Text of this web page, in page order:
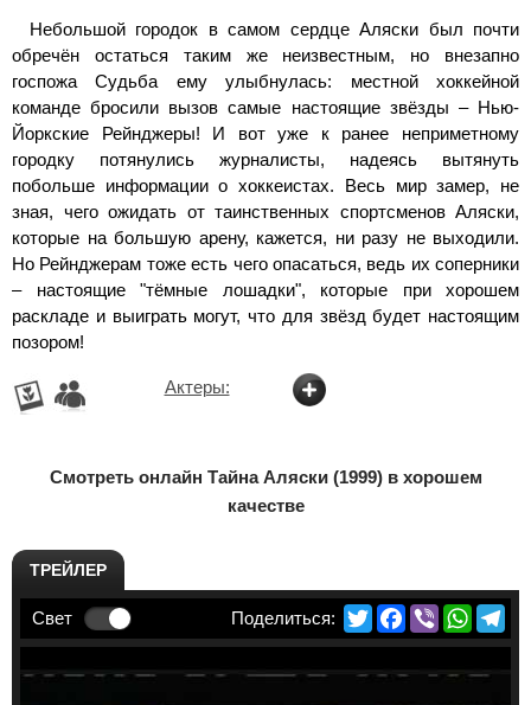
Небольшой городок в самом сердце Аляски был почти
обречён остаться таким же неизвестным, но внезапно
госпожа Судьба ему улыбнулась: местной хоккейной
команде бросили вызов самые настоящие звёзды – Нью-
Йоркские Рейнджеры! И вот уже к ранее неприметному
городку потянулись журналисты, надеясь вытянуть
побольше информации о хоккеистах. Весь мир замер, не
зная, чего ожидать от таинственных спортсменов Аляски,
которые на большую арену, кажется, ни разу не выходили.
Но Рейнджерам тоже есть чего опасаться, ведь их соперники
– настоящие "тёмные лошадки", которые при хорошем
раскладе и выиграть могут, что для звёзд будет настоящим
позором!
Актеры:
Смотреть онлайн Тайна Аляски (1999) в хорошем
качестве
ТРЕЙЛЕР
Свет TwitterFacebook
Viber